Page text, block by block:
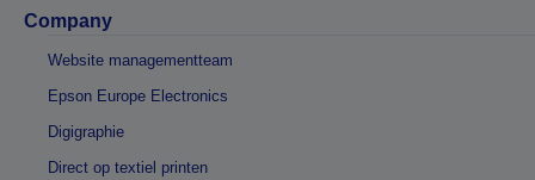
Company
Website managementteam
Epson Europe Electronics
Digigraphie
Direct op textiel printen